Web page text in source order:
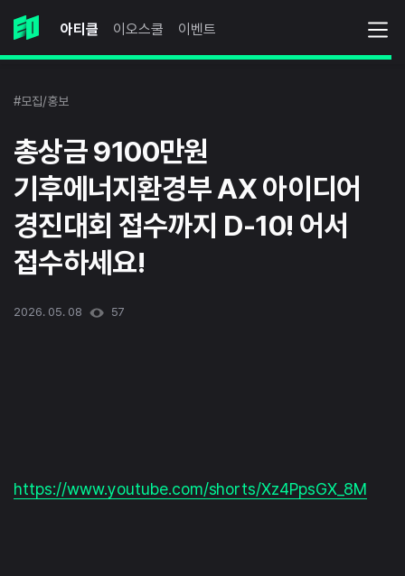
아티클 이오스쿨 이벤트
#모집/홍보
총상금 9100만원
기후에너지환경부 AX 아이디어
경진대회 접수까지 D-10! 어서
접수하세요!
2026. 05. 08 57
https://www.youtube.com/shorts/Xz4PpsGX_8M